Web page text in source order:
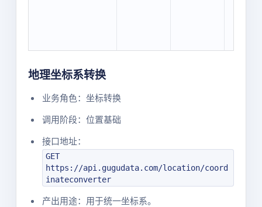
地理坐标系转换
业务角色：坐标转换
调用阶段：位置基础
接口地址：
GET
https://api.gugudata.com/location/coord
inateconverter
产出用途：用于统一坐标系。